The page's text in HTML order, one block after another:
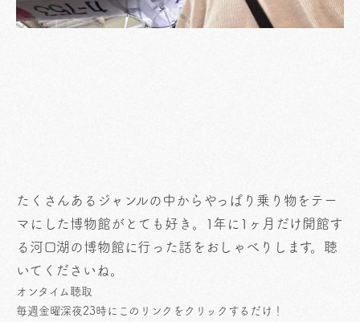
たくさんあるジャンルの中からやっぱり乗り物をテー
マにした博物館がとても好き。1年に1ヶ月だけ開館す
る河口湖の博物館に行った話をおしゃべりします。聴
いてくださいね。
オンタイム聴取
毎週金曜深夜23時にこのリンクをクリックするだけ！